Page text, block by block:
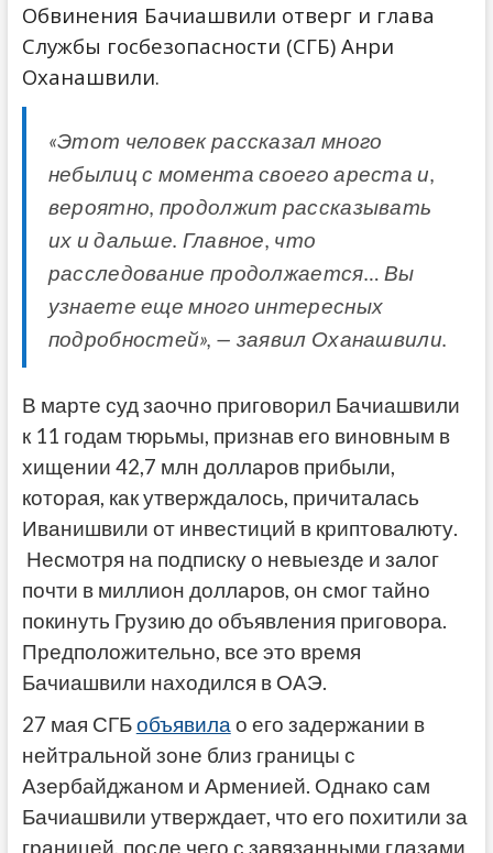
Обвинения Бачиашвили отверг и глава
Службы госбезопасности (СГБ) Анри
Оханашвили.
«Этот человек рассказал много
небылиц с момента своего ареста и,
вероятно, продолжит рассказывать
их и дальше. Главное, что
расследование продолжается… Вы
узнаете еще много интересных
подробностей», — заявил Оханашвили.
В марте суд заочно приговорил Бачиашвили
к 11 годам тюрьмы, признав его виновным в
хищении 42,7 млн ​​долларов прибыли,
которая, как утверждалось, причиталась
Иванишвили от инвестиций в криптовалюту.
Несмотря на подписку о невыезде и залог
почти в миллион долларов, он смог тайно
покинуть Грузию до объявления приговора.
Предположительно, все это время
Бачиашвили находился в ОАЭ.
27 мая СГБобъявилао его задержании в
нейтральной зоне близ границы с
Азербайджаном и Арменией. Однако сам
Бачиашвили утверждает, что его похитили за
границей, после чего с завязанными глазами